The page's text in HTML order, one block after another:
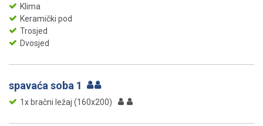
Klima
Keramički pod
Trosjed
Dvosjed
spavaća soba 1
1x bračni ležaj (160x200)